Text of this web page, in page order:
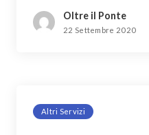
Oltre il Ponte
22 Settembre 2020
Altri Servizi